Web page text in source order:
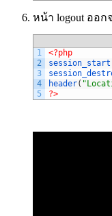
หน้า logout ออก
1
2
3
4
5
<?php
session_start
header(
?>